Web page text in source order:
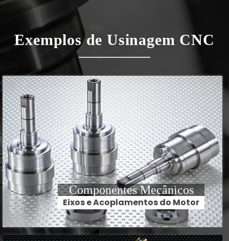
Exemplos de Usinagem CNC
Componentes Mecânicos
Eixos e Acoplamentos do Motor